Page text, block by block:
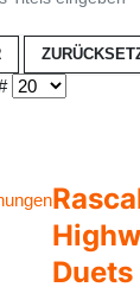
Duets